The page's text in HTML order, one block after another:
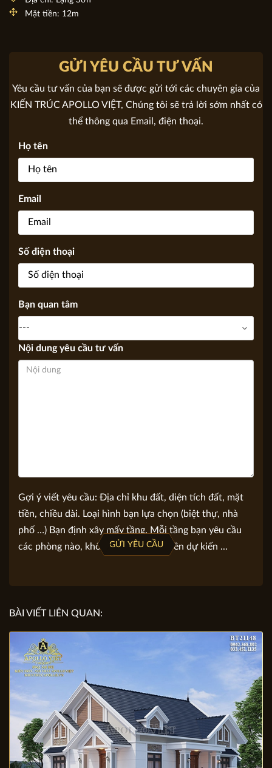
Ngắm nhìn vẻ đẹp ngoại thất của mẫu nhà 1 trệt 1 lầu đẹp
BT21226
Mặt tiền: 12m
GỬI YÊU CẦU TƯ VẤN
KIẾN TRÚC APOLLO VIỆT, Chúng tôi sẽ trả lời sớm nhất có
Họ tên
Email
Số điện thoại
Bạn quan tâm
Gợi ý viết yêu cầu: Địa chỉ khu đất, diện tích đất, mặt
BÀI VIẾT LIÊN QUAN: